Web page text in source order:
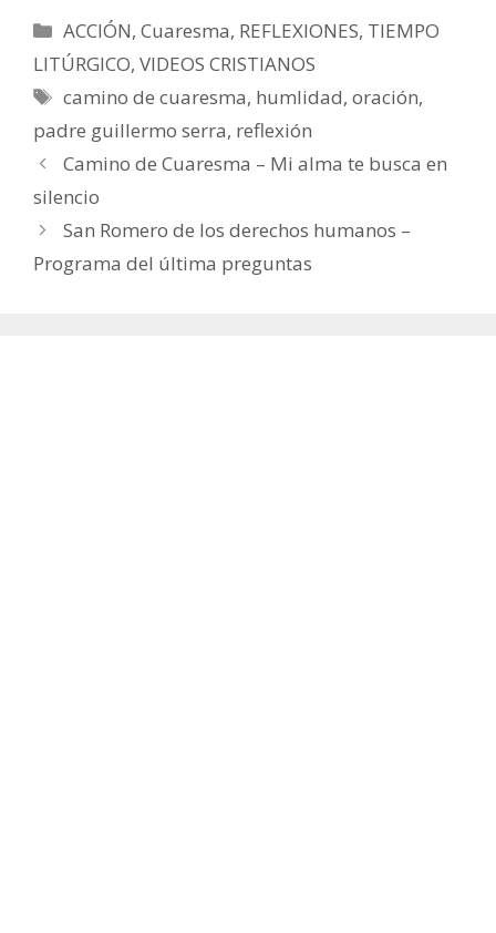
Categorías
ACCIÓN,Cuaresma, REFLEXIONES, TIEMPO
LITÚRGICO, VIDEOS CRISTIANOS
Etiquetas
camino de cuaresma, humlidad,oración,
padre guillermo serra, reflexión
Camino de Cuaresma – Mi alma te busca en
silencio
San Romero de los derechos humanos –
Programa del última preguntas